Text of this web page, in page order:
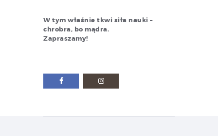
W tym właśnie tkwi siła nauki –
chrobra, bo mądra.
Zapraszamy!